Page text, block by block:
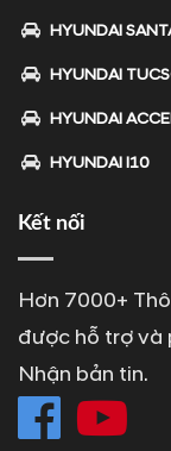
HYUNDAI
HYUNDAI
HYUNDAI
HYUNDAI I10
Kết nối
Hơn 7000+
được hỗ trợ và
Nhận bản tin.